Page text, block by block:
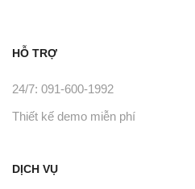
HỖ TRỢ
24/7: 091-600-1992
Thiết kế demo miễn phí
DỊCH VỤ